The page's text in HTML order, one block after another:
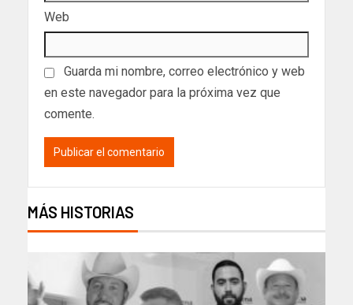
Web
Guarda mi nombre, correo electrónico y web
en este navegador para la próxima vez que
comente.
MÁS HISTORIAS